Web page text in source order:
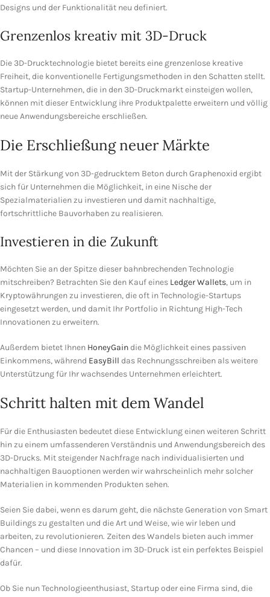
Designs und der Funktionalität neu definiert.
Grenzenlos kreativ mit 3D-Druck
Die 3D-Drucktechnologie bietet bereits eine grenzenlose kreative
Freiheit, die konventionelle Fertigungsmethoden in den Schatten stellt.
Startup-Unternehmen, die in den 3D-Druckmarkt einsteigen wollen,
können mit dieser Entwicklung ihre Produktpalette erweitern und völlig
neue Anwendungsbereiche erschließen.
Die Erschließung neuer Märkte
Mit der Stärkung von 3D-gedrucktem Beton durch Graphenoxid ergibt
sich für Unternehmen die Möglichkeit, in eine Nische der
Spezialmaterialien zu investieren und damit nachhaltige,
fortschrittliche Bauvorhaben zu realisieren.
Investieren in die Zukunft
Möchten Sie an der Spitze dieser bahnbrechenden Technologie
mitschreiben? Betrachten Sie den Kauf eines Ledger Wallets, um in
Kryptowährungen zu investieren, die oft in Technologie-Startups
eingesetzt werden, und damit Ihr Portfolio in Richtung High-Tech
Innovationen zu erweitern.
Außerdem bietet Ihnen HoneyGain die Möglichkeit eines passiven
Einkommens, während EasyBill das Rechnungsschreiben als weitere
Unterstützung für Ihr wachsendes Unternehmen erleichtert.
Schritt halten mit dem Wandel
Für die Enthusiasten bedeutet diese Entwicklung einen weiteren Schritt
hin zu einem umfassenderen Verständnis und Anwendungsbereich des
3D-Drucks. Mit steigender Nachfrage nach individualisierten und
nachhaltigen Bauoptionen werden wir wahrscheinlich mehr solcher
Materialien in kommenden Produkten sehen.
Seien Sie dabei, wenn es darum geht, die nächste Generation von Smart
Buildings zu gestalten und die Art und Weise, wie wir leben und
arbeiten, zu revolutionieren. Zeiten des Wandels bieten auch immer
Chancen – und diese Innovation im 3D-Druck ist ein perfektes Beispiel
dafür.
Ob Sie nun Technologieenthusiast, Startup oder eine Firma sind, die